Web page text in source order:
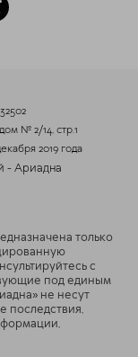
№ 2/14, стр.1
2019 года
- Ариадна
только
с
под единым
не несут
последствия,